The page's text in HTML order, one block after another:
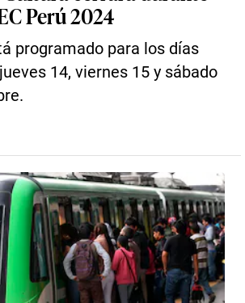
Perú 2024
programado para los días
14, viernes 15 y sábado